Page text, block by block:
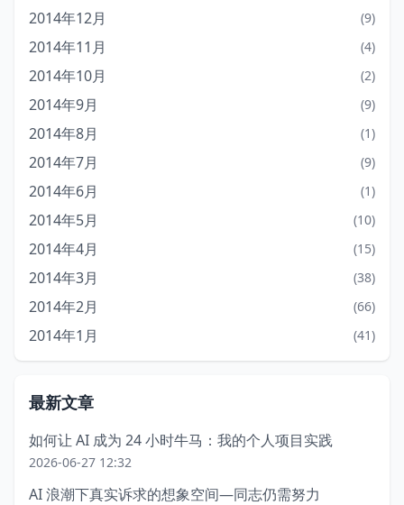
2014年12月 (9)
2014年11月 (4)
2014年10月 (2)
2014年9月 (9)
2014年8月 (1)
2014年7月 (9)
2014年6月 (1)
2014年5月 (10)
2014年4月 (15)
2014年3月 (38)
2014年2月 (66)
2014年1月 (41)
最新文章
如何让 AI 成为 24 小时牛马：我的个人项目实践
2026-06-27 12:32
AI 浪潮下真实诉求的想象空间—同志仍需努力